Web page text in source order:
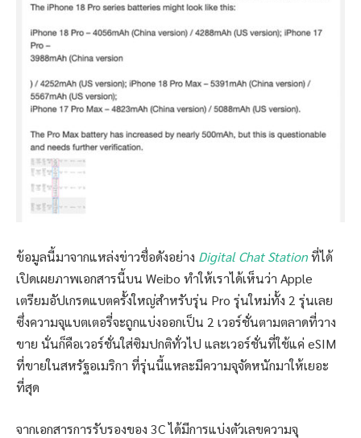
ข้อมูลนี้มาจากแหล่งข่าวชื่อดังอย่าง Digital Chat Stationที่ได้
เปิดเผยภาพเอกสารนี้บน Weibo ทำให้เราได้เห็นว่า Apple
เตรียมอัปเกรดแบตครั้งใหญ่สำหรับรุ่น Pro รุ่นใหม่ทั้ง 2 รุ่นเลย
ซึ่งความจุแบตเตอรี่จะถูกแบ่งออกเป็น 2 เวอร์ชั่นตามตลาดที่วาง
ขาย นั่นก็คือเวอร์ชั่นใส่ซิมปกติทั่วไป และเวอร์ชั่นที่ใช้แค่ eSIM
ที่ขายในสหรัฐอเมริกา ที่รุ่นนี้แหละมีความจุจัดหนักมาให้เยอะ
ที่สุด
จากเอกสารการรับรองของ 3C ได้มีการแบ่งตัวเลขความจุ